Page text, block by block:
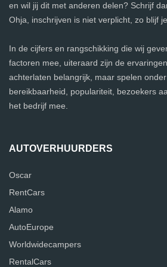
en wil jij dit met anderen delen? Schrijf
Ohja, inschrijven is niet verplicht, zo blijf
In de cijfers en rangschikking die wij
factoren mee, uiteraard zijn de
achterlaten belangrijk, maar spelen
bereikbaarheid, populariteit, bezoekers
het bedrijf mee.
AUTOVERHUURDERS
Oscar
RentCars
Alamo
AutoEurope
Worldwidecampers
RentalCars